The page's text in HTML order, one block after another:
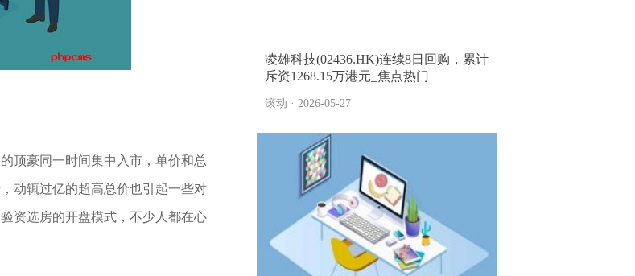
顶豪同一时间集中入市，单价和总
动辄过亿的超高总价也引起一些对
资选房的开盘模式，不少人都在心
凌雄科技(02436.HK)连续8日回购，累计
斥资1268.15万港元_焦点热门
滚动 · 2026-05-27